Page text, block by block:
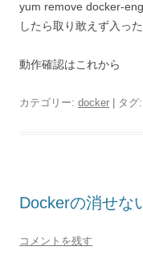
yum remove docker-
したら取り敢えず入った
動作確認はこれから
カテゴリー: docker | タグ:
Dockerの消せな
コメントを残す